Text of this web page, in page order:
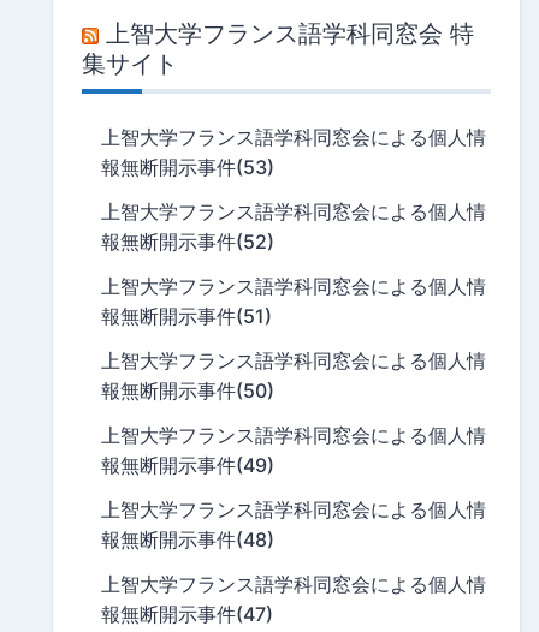
上智大学フランス語学科同窓会 特
集サイト
上智大学フランス語学科同窓会による個人情
報無断開示事件(53)
上智大学フランス語学科同窓会による個人情
報無断開示事件(52)
上智大学フランス語学科同窓会による個人情
報無断開示事件(51)
上智大学フランス語学科同窓会による個人情
報無断開示事件(50)
上智大学フランス語学科同窓会による個人情
報無断開示事件(49)
上智大学フランス語学科同窓会による個人情
報無断開示事件(48)
上智大学フランス語学科同窓会による個人情
報無断開示事件(47)